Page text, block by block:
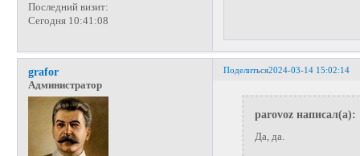
Последний визит:
Сегодня 10:41:08
Поделиться2024-03-14 15:02:14
grafor
Администратор
parovoz написал(а):
Да, да.